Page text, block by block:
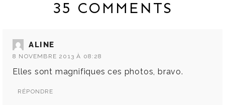
35 COMMENTS
ALINE
8 NOVEMBRE 2013 À 08:28
Elles sont magnifiques ces photos, bravo.
RÉPONDRE